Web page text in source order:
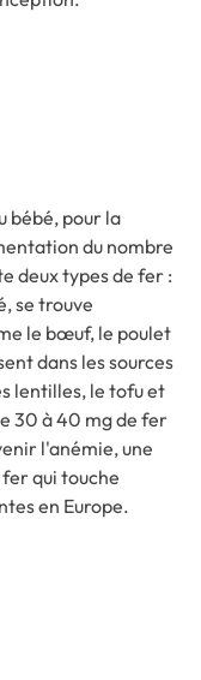
bébé, pour la
du nombre
deux types de fer :
se trouve
le bœuf, le poulet
dans les sources
lentilles, le tofu et
30 à 40 mg de fer
l'anémie, une
qui touche
en Europe.